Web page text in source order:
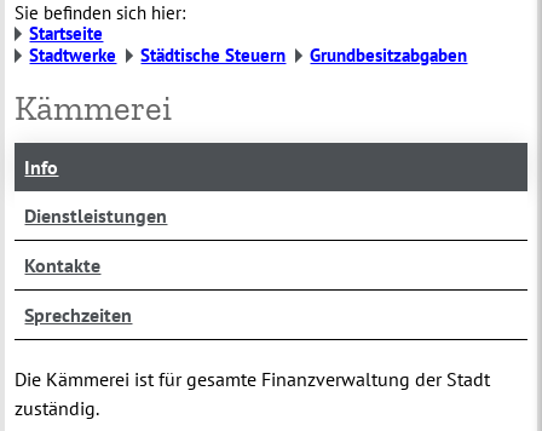
Sie befinden sich hier:
Startseite
Stadtwerke
Städtische Steuern Grundbesitzabgaben
Kämmerei
Info
Dienstleistungen
Kontakte
Sprechzeiten
Die Kämmerei ist für gesamte Finanzverwaltung der Stadt
zuständig.